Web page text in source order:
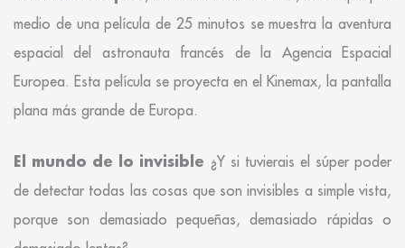
medio de una película de 25 minutos se muestra la aventura
espacial del astronauta francés de la Agencia Espacial
Europea. Esta película se proyecta en el Kinemax, la pantalla
plana más grande de Europa.
El mundo de lo invisible ¿Y si tuvierais el súper poder
de detectar todas las cosas que son invisibles a simple vista,
porque son demasiado pequeñas, demasiado rápidas o